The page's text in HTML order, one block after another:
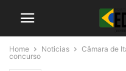
Home Noticias
Câmara de
concurso